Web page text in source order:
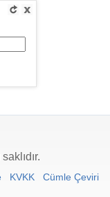
KVKK
Cümle Çeviri